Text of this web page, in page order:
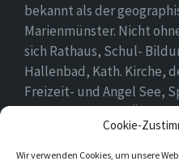
Cookie-
Wir verwenden Cookies, um unsere
bekannt als der
Marienmünster. Nicht
sich Rathaus, Schul-
Hallenbad, Kath. Kirche,
Freizeit- und Angel See,
vieles mehr. Einen
unserer Webseite..